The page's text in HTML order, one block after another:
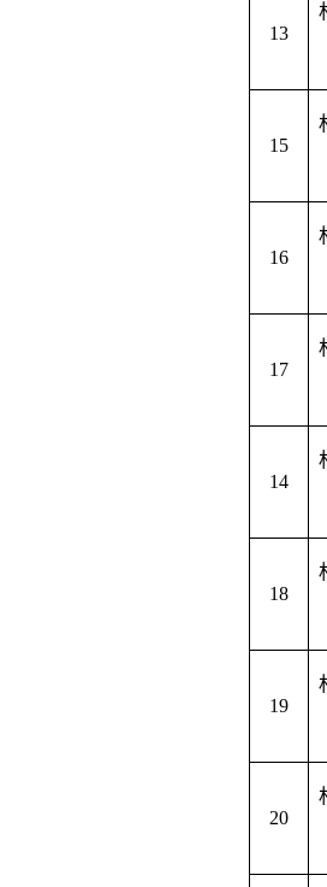
13
15
16
17
14
18
19
20